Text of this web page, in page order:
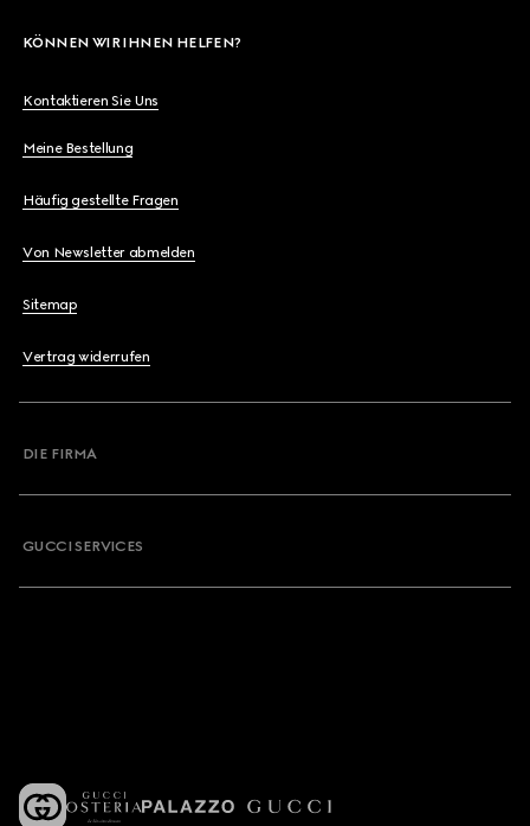
KÖNNEN WIR IHNEN HELFEN?
Kontaktieren Sie Uns
Meine Bestellung
Häufig gestellte Fragen
Von Newsletter abmelden
Sitemap
Vertrag widerrufen
DIE FIRMA
GUCCI SERVICES